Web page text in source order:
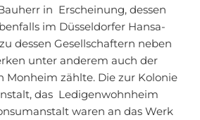
in Erscheinung, dessen
im Düsseldorfer Hansa-
dessen Gesellschaftern neben
unter anderem auch der
Monheim zählte. Die zur Kolonie
das Ledigenwohnheim
waren an das Werk